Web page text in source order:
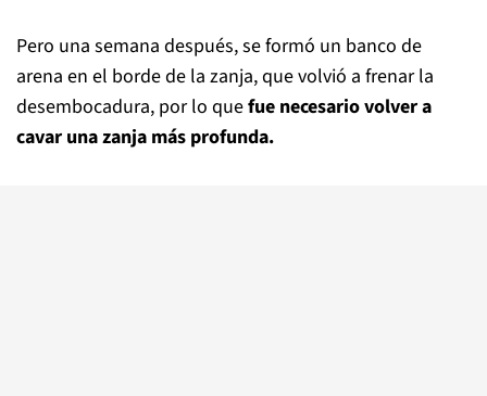
Pero una semana después, se formó un banco de
arena en el borde de la zanja, que volvió a frenar la
desembocadura, por lo quefue necesario volver a
cavar una zanja más profunda.